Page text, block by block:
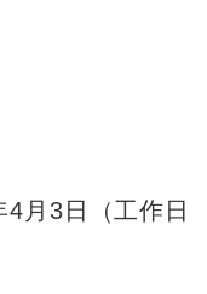
3日（工作日